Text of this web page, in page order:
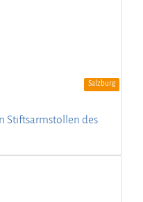
Salzburg
Stiftsarmstollen des